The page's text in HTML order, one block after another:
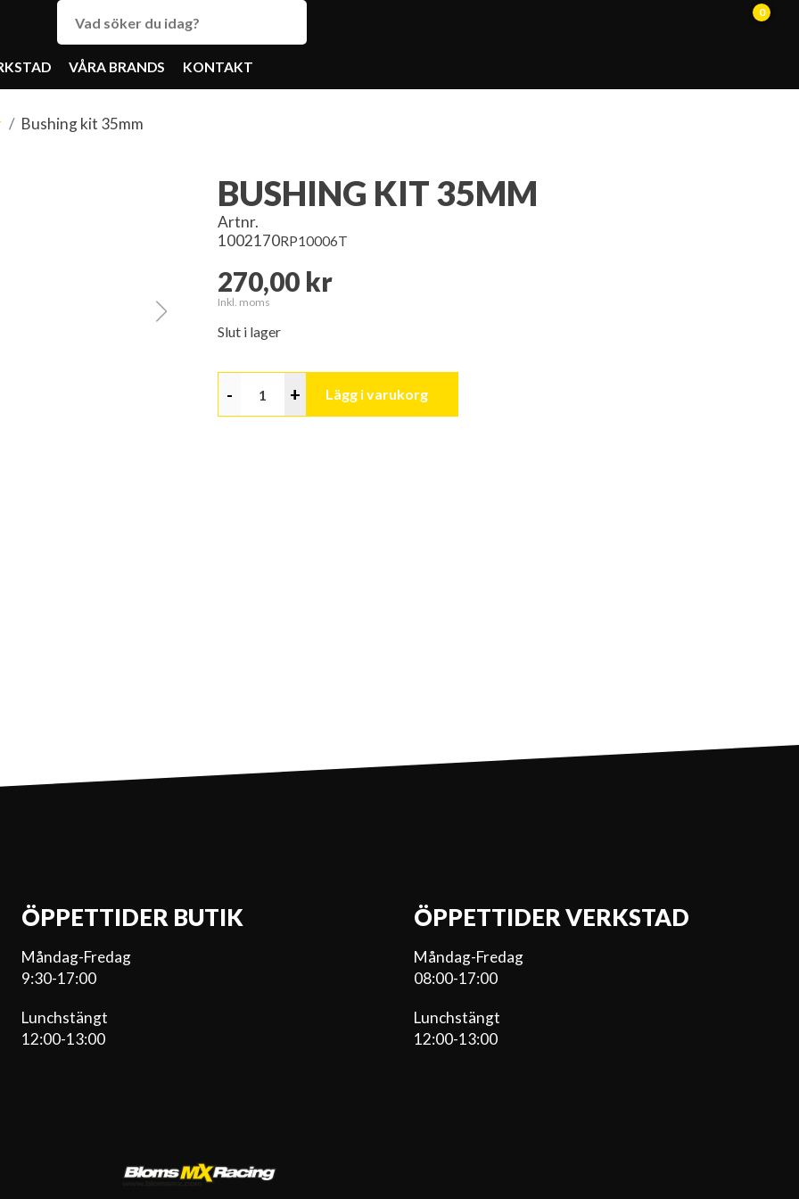
0
VÅRA BRANDS KONTAKT
Bushing kit 35mm
BUSHING KIT 35MM
Artnr.
1002170RP10006T
270,00 kr
Inkl. moms
Slut i lager
- + Lägg i varukorg
ÖPPETTIDER BUTIK
Måndag-Fredag
9:30-17:00
Lunchstängt
12:00-13:00
ÖPPETTIDER VERKSTAD
Måndag-Fredag
08:00-17:00
Lunchstängt
12:00-13:00